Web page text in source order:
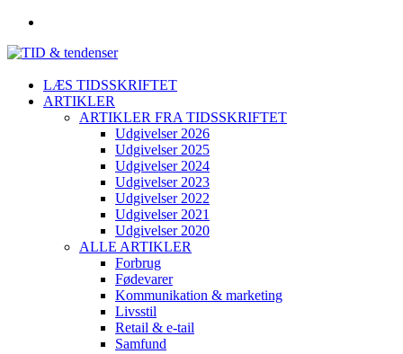
LÆS TIDSSKRIFTET
ARTIKLER
ARTIKLER FRA TIDSSKRIFTET
Udgivelser 2026
Udgivelser 2025
Udgivelser 2024
Udgivelser 2023
Udgivelser 2022
Udgivelser 2021
Udgivelser 2020
ALLE ARTIKLER
Forbrug
Fødevarer
Kommunikation & marketing
Livsstil
Retail & e-tail
Samfund